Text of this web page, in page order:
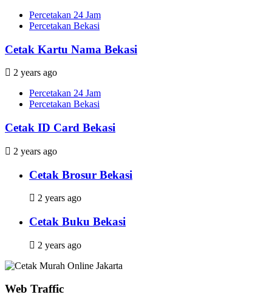
Percetakan 24 Jam
Percetakan Bekasi
Cetak Kartu Nama Bekasi
2 years ago
Percetakan 24 Jam
Percetakan Bekasi
Cetak ID Card Bekasi
2 years ago
Cetak Brosur Bekasi
2 years ago
Cetak Buku Bekasi
2 years ago
Web Traffic